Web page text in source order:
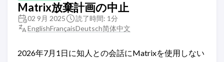
Matrix放棄計画の中止
02 9月 2025
読了時間: 1分
EnglishFrançaisDeutsch简体中文
2026年7月1日に知人との会話にMatrixを使用しない